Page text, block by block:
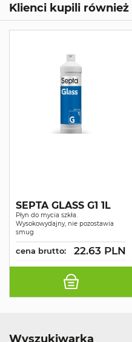
Klienci kupili również
SEPTA GLASS G1 1L
Płyn do mycia szkła.
Wysokowydajny, nie pozostawia
smug
cena brutto: 22.63 PLN
Wyszukiwarka